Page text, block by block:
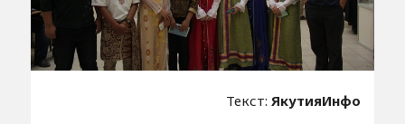
Текст: ЯкутияИнфо